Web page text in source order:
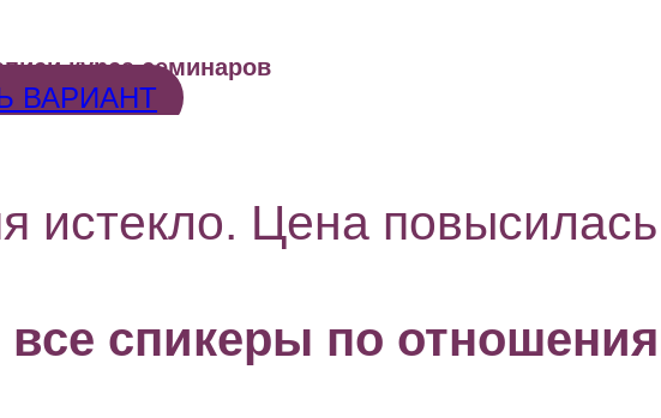
курса семинаров
ВАРИАНТ
истекло. Цена
все спикеры по